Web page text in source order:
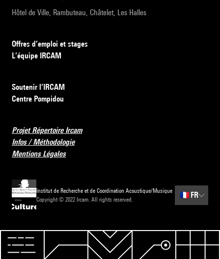
Hôtel de Ville, Rambuteau, Châtelet, Les Halles
Offres d’emploi et stages
L’équipe IRCAM
Soutenir l’IRCAM
Centre Pompidou
Projet Répertoire Ircam
Infos / Méthodologie
Mentions Légales
Institut de Recherche et de Coordination Acoustique/Musique
Copyright © 2022 Ircam. All rights reserved.
🇫🇷 FR